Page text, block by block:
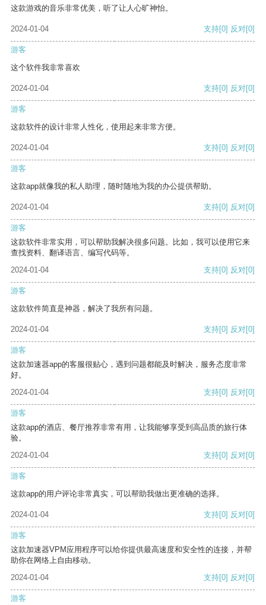
这款游戏的音乐非常优美，听了让人心旷神怡。
2024-01-04 支持[0] 反对[0]
游客
这个软件我非常喜欢
2024-01-04 支持[0] 反对[0]
游客
这款软件的设计非常人性化，使用起来非常方便。
2024-01-04 支持[0] 反对[0]
游客
这款app就像我的私人助理，随时随地为我的办公提供帮助。
2024-01-04 支持[0] 反对[0]
游客
这款软件非常实用，可以帮助我解决很多问题。比如，我可以使用它来
查找资料、翻译语言、编写代码等。
2024-01-04
支持[0] 反对[0]
游客
这款软件简直是神器，解决了我所有问题。
2024-01-04 支持[0] 反对[0]
游客
这款加速器app的客服很贴心，遇到问题都能及时解决，服务态度非常
好。
2024-01-04
支持[0] 反对[0]
游客
这款app的酒店、餐厅推荐非常有用，让我能够享受到高品质的旅行体
验。
2024-01-04
支持[0] 反对[0]
游客
这款app的用户评论非常真实，可以帮助我做出更准确的选择。
2024-01-04 支持[0] 反对[0]
游客
这款加速器VPM应用程序可以给你提供最高速度和安全性的连接，并帮
助你在网络上自由移动。
2024-01-04
支持[0] 反对[0]
游客